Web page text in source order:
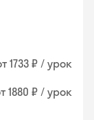
1733 ₽ / урок
1880 ₽ / урок